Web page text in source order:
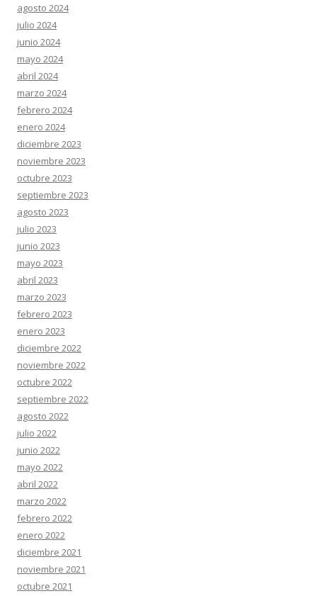
agosto 2024
julio 2024
junio 2024
mayo 2024
abril 2024
marzo 2024
febrero 2024
enero 2024
diciembre 2023
noviembre 2023
octubre 2023
septiembre 2023
agosto 2023
julio 2023
junio 2023
mayo 2023
abril 2023
marzo 2023
febrero 2023
enero 2023
diciembre 2022
noviembre 2022
octubre 2022
septiembre 2022
agosto 2022
julio 2022
junio 2022
mayo 2022
abril 2022
marzo 2022
febrero 2022
enero 2022
diciembre 2021
noviembre 2021
octubre 2021